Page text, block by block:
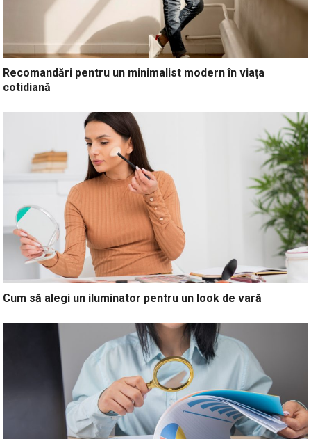
Recomandări pentru un minimalist modern în viața
cotidiană
Cum să alegi un iluminator pentru un look de vară